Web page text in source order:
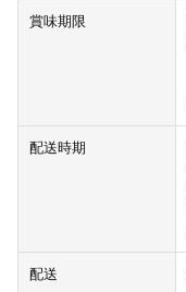
賞味期限
配送時期
配送